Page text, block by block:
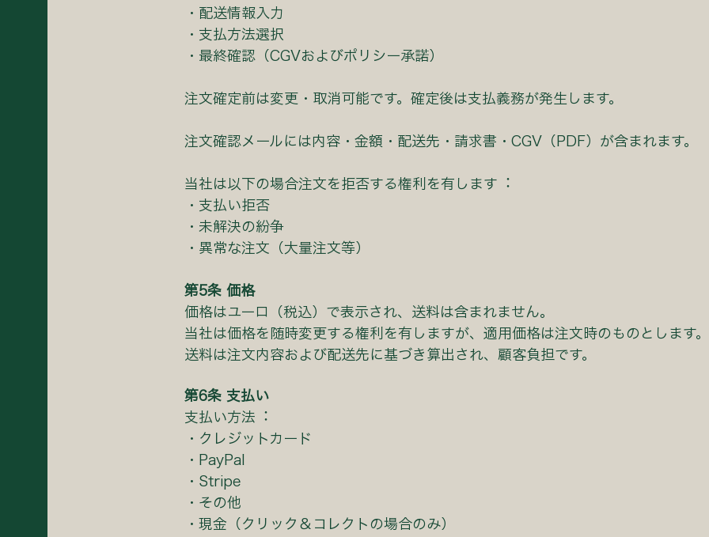
・配送情報⼊⼒
・⽀払⽅法選択
・最終確認（CGVおよびポリシー承諾）
注⽂確定前は変更・取消可能です。確定後は⽀払義務が発⽣します。
注⽂確認メールには内容・⾦額・配送先・請求書・CGV（PDF）が含まれます。
当社は以下の場合注⽂を拒否する権利を有します︓
・⽀払い拒否
・未解決の紛争
・異常な注⽂（⼤量注⽂等）
第5条 価格
価格はユーロ（税込）で表⽰され、送料は含まれません。
当社は価格を随時変更する権利を有しますが、適⽤価格は注⽂時のものとします。
送料は注⽂内容および配送先に基づき算出され、顧客負担です。
第6条 ⽀払い
⽀払い⽅法︓
・クレジットカード
・PayPal
・Stripe
・その他
・現⾦（クリック＆コレクトの場合のみ）